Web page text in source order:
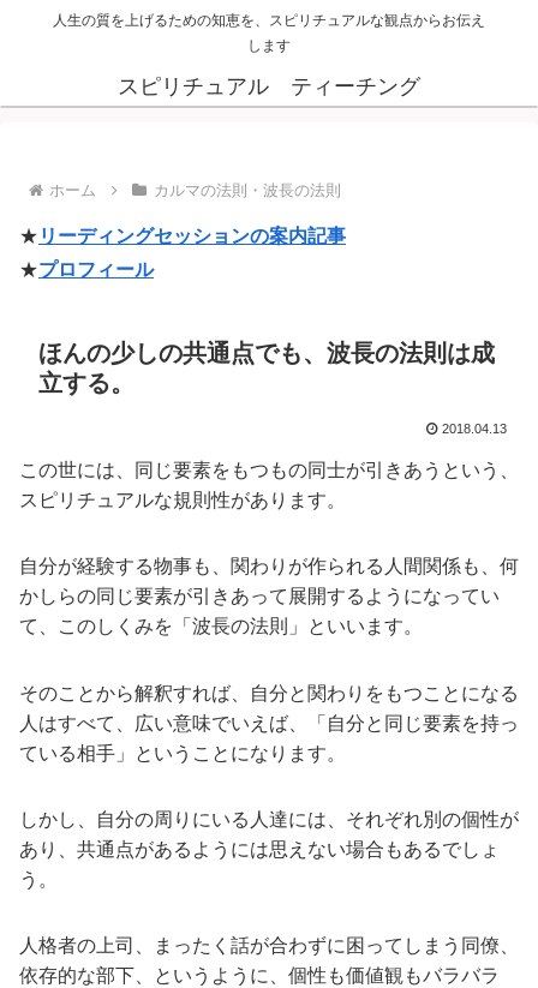
人生の質を上げるための知恵を、スピリチュアルな観点からお伝え
します
スピリチュアル ティーチング
ホーム カルマの法則・波長の法則
★ リーディングセッションの案内記事
★プロフィール
ほんの少しの共通点でも、波長の法則は成
立する。
2018.04.13
この世には、同じ要素をもつもの同士が引きあうという、
スピリチュアルな規則性があります。
自分が経験する物事も、関わりが作られる人間関係も、何
かしらの同じ要素が引きあって展開するようになってい
て、このしくみを「波長の法則」といいます。
そのことから解釈すれば、自分と関わりをもつことになる
人はすべて、広い意味でいえば、「自分と同じ要素を持っ
ている相手」ということになります。
しかし、自分の周りにいる人達には、それぞれ別の個性が
あり、共通点があるようには思えない場合もあるでしょ
う。
人格者の上司、まったく話が合わずに困ってしまう同僚、
依存的な部下、というように、個性も価値観もバラバラ